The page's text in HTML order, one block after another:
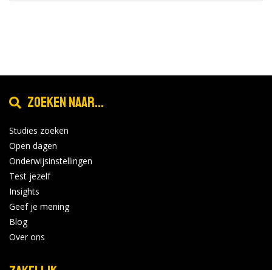
Zoeken naar...
Studies zoeken
Open dagen
Onderwijsinstellingen
Test jezelf
Insights
Geef je mening
Blog
Over ons